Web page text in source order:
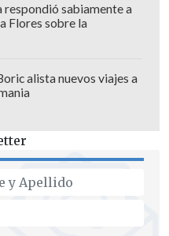
respondió sabiamente a
Flores sobre la
alista nuevos viajes a